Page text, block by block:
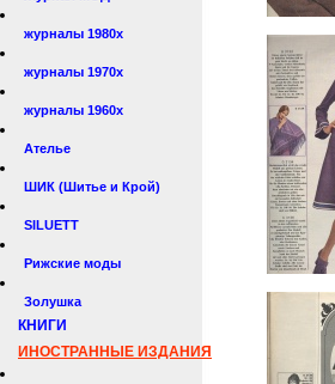
журналы 1980х
журналы 1970х
журналы 1960х
Ателье
ШИК (Шитье и Крой)
SILUETT
Рижские моды
Золушка
КНИГИ
ИНОСТРАННЫЕ ИЗДАНИЯ